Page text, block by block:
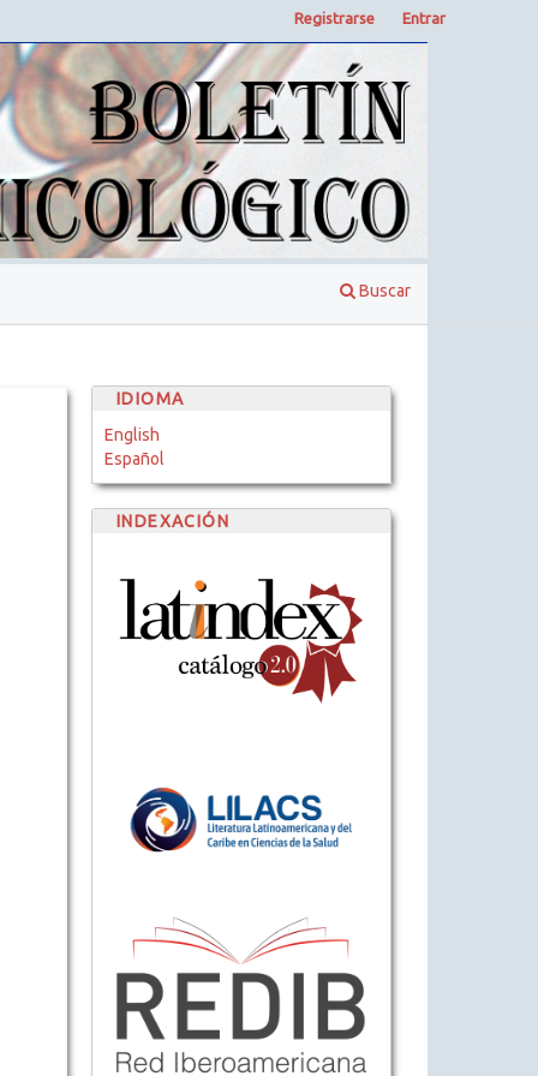
Buscar
Registrarse Entrar
IDIOMA
English
Español
INDEXACIÓN